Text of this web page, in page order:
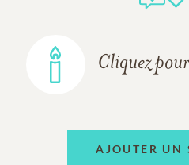
Cliquez
AJOUTER UN